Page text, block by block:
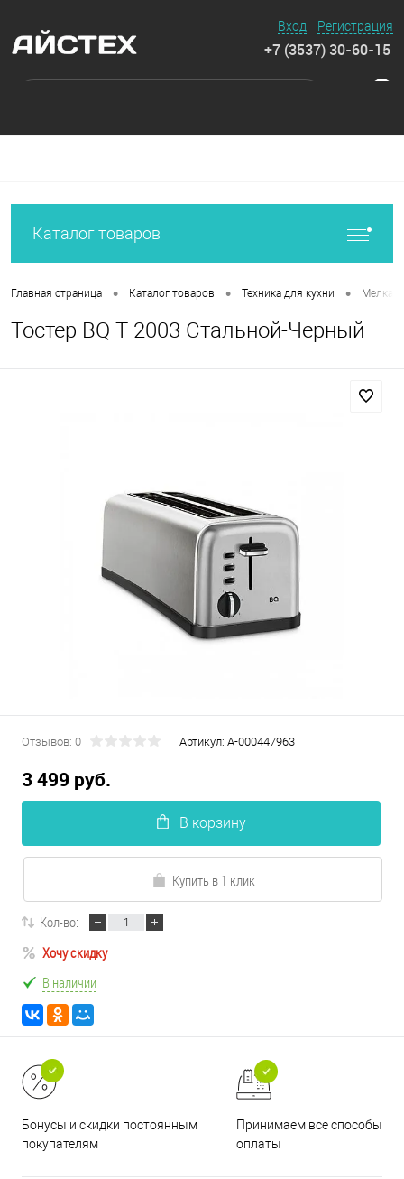
Вход Регистрация
+7 (3537) 30-60-15
Каталог товаров
Главная страница • Каталог товаров • Техника для кухни • Мелкая
Тостер BQ T 2003 Стальной-Черный
Отзывов: 0 Артикул: А-000447963
3 499 руб.
В корзину
Купить в 1 клик
Кол-во:
Хочу скидку
В наличии
Бонусы и скидки постоянным
покупателям
Принимаем все способы
оплаты